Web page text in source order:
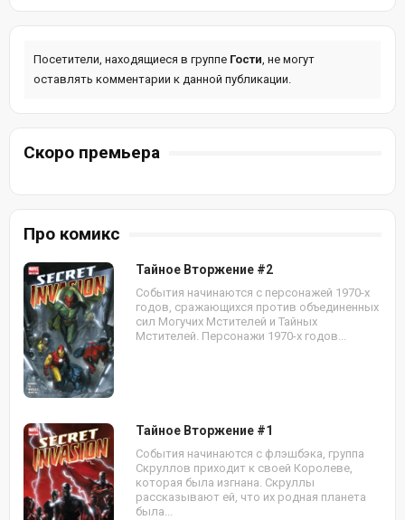
Посетители, находящиеся в группе Гости, не могут
оставлять комментарии к данной публикации.
Скоро премьера
Про комикс
Тайное Вторжение #2
События начинаются с персонажей 1970-х
годов, сражающихся против объединенных
сил Могучих Мстителей и Тайных
Мстителей. Персонажи 1970-х годов...
Тайное Вторжение #1
События начинаются с флэшбэка, группа
Скруллов приходит к своей Королеве,
которая была изгнана. Скруллы
рассказывают ей, что их родная планета
была...